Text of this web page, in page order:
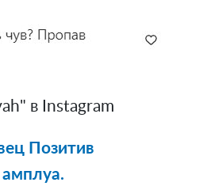
в Instagram
Позитив